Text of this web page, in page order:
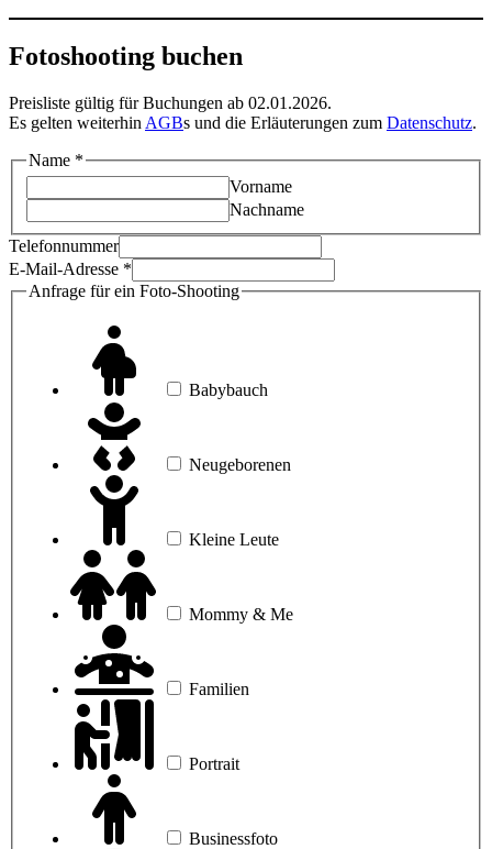
Fotoshooting buchen
Preisliste gültig für Buchungen ab 02.01.2026.
Es gelten weiterhin AGBs und die Erläuterungen zum Datenschutz.
Name *
Vorname
Nachname
Telefonnummer
E-Mail-Adresse *
Anfrage für ein Foto-Shooting
Babybauch
Neugeborenen
Kleine Leute
Mommy & Me
Familien
Portrait
Businessfoto